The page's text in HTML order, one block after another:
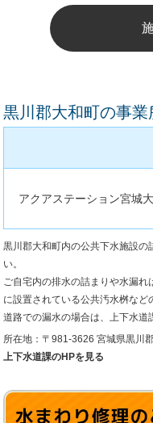
黒川郡大和町の事業
アクアステーション宮城
黒川郡大和町内の公共下水施設の
い。
ご自宅内の排水の詰まりや水漏
に設置されている公共汚水桝など
道路での漏水の場合は、上下水道
所在地：〒981-3626 宮城県黒川
上下水道課のHPを見る